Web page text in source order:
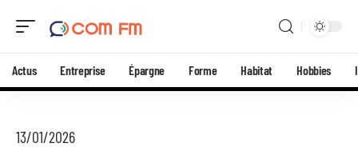
Actus Entreprise Épargne Forme Habitat Hobbies
13/01/2026